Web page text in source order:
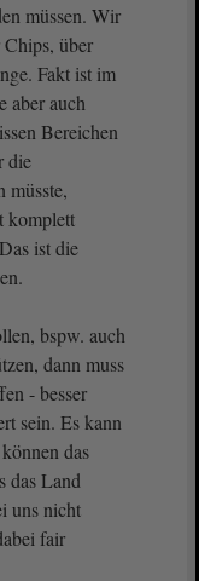
müssen. Wir
über
Fakt ist im
aber auch
Bereichen
die
müsste,
komplett
ist die
bspw. auch
dann muss
- besser
sein. Es kann
das
das Land
uns nicht
fair